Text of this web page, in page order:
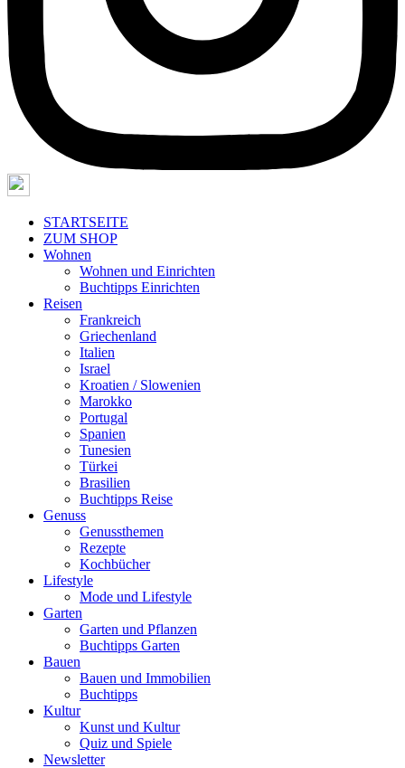
STARTSEITE
ZUM SHOP
Wohnen
Wohnen und Einrichten
Buchtipps Einrichten
Reisen
Frankreich
Griechenland
Italien
Israel
Kroatien / Slowenien
Marokko
Portugal
Spanien
Tunesien
Türkei
Brasilien
Buchtipps Reise
Genuss
Genussthemen
Rezepte
Kochbücher
Lifestyle
Mode und Lifestyle
Garten
Garten und Pflanzen
Buchtipps Garten
Bauen
Bauen und Immobilien
Buchtipps
Kultur
Kunst und Kultur
Quiz und Spiele
Newsletter